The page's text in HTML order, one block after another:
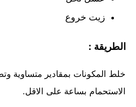
زيت خروع
الطريقة :
خلط المكونات بمقادير متساوية
الاستحمام بساعة على الاقل.